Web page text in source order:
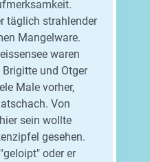
täglich strahlender
Mangelware.
waren
und Otger
Male vorher,
Von
sein wollte
gesehen.
oder er